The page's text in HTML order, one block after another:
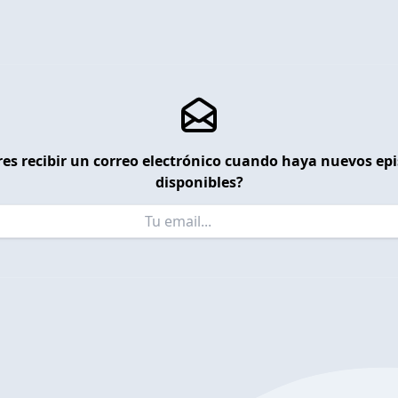
recibir un correo electrónico cuando haya nuevos
disponibles?